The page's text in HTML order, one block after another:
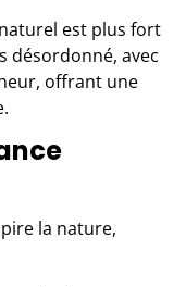
est plus fort
désordonné, avec
offrant une
la nature,